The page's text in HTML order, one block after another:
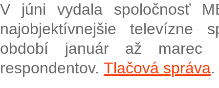
V júni vydala spoločnosť
najobjektívnejšie televízne
období január až
respondentov. Tlačová správa.